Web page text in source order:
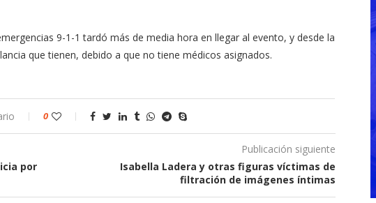
9-1-1 tardó más de media hora en llegar al evento, y desde la
que tienen, debido a que no tiene médicos asignados.
0
por
Publicación siguiente
Isabella Ladera y otras figuras víctimas de
filtración de imágenes íntimas